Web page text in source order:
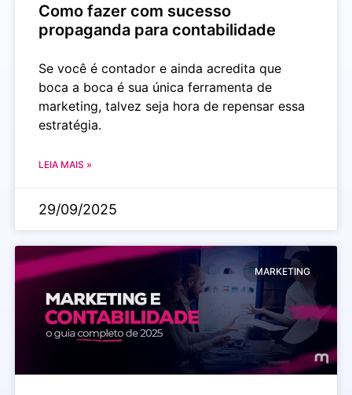
Como fazer com sucesso
propaganda para contabilidade
Se você é contador e ainda acredita que
boca a boca é sua única ferramenta de
marketing, talvez seja hora de repensar essa
estratégia.
LEIA MAIS »
29/09/2025
MARKETING